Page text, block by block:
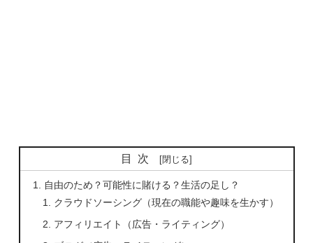
目次
自由のため？可能性に賭ける？生活の足し？
クラウドソーシング（現在の職能や趣味を生かす）
アフィリエイト（広告・ライティング）